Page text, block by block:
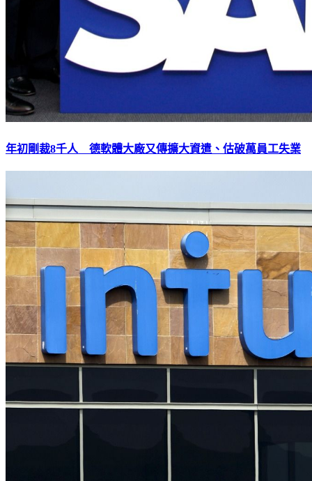
年初剛裁8千人 德軟體大廠又傳擴大資遣、估破萬員工失業